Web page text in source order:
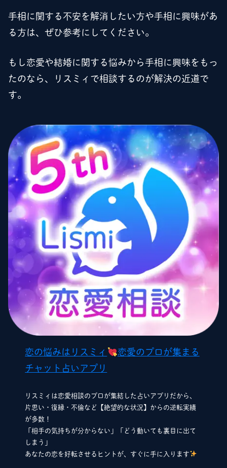
手相に関する不安を解消したい方や手相に興味があ
る方は、ぜひ参考にしてください。
もし恋愛や結婚に関する悩みから手相に興味をもっ
たのなら、リスミィで相談するのが解決の近道で
す。
恋の悩みはリスミィ
恋愛のプロが集まる
チャット占いアプリ
リスミィは恋愛相談のプロが集結した占いアプリだから、
片思い・復縁・不倫など【絶望的な状況】からの逆転実績
が多数！
「相手の気持ちが分からない」「どう動いても裏目に出て
しまう」
あなたの恋を好転させるヒントが、すぐに手に入ります